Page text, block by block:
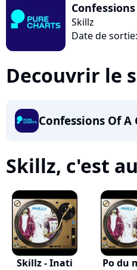
Skillz
Date de
Decouvrir le
Confessions Of
Skillz, c'est
Skillz - Inati
Po du